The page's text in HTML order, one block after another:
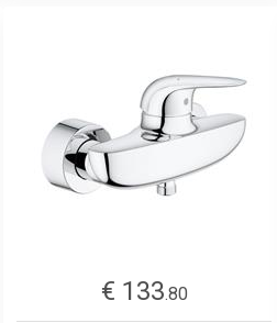
€ 133.80